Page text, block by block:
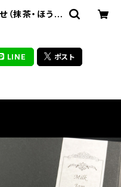
（抹茶・ほうじ
LINE ポスト